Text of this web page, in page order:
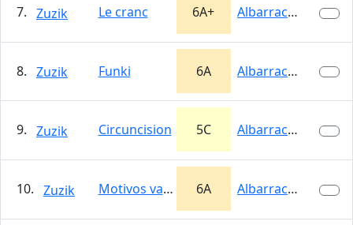
7. Zuzik Le cranc 6A+ Albarracín
8. Zuzik Funki 6A Albarracín
9. Zuzik Circuncision 5C Albarracín
10. Zuzik Motivos varios 6A Albarracín